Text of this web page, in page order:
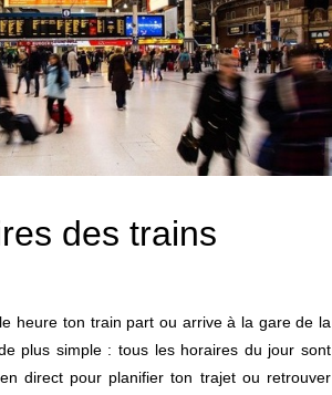
des trains
heure ton train part ou arrive à la gare de la
plus simple : tous les horaires du jour sont
direct pour planifier ton trajet ou retrouver